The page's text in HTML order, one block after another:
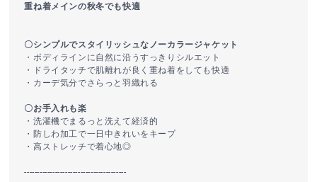
重ね着メインの秋冬でも快適
〇シンプルでスタイリッシュなノーカラージャケット
・ボディラインに自然に沿うすっきりシルエット
・ドライタッチで肌離れが良く重ね着をしても快適
・カーデ気分でさらっと羽織れる
〇お手入れも楽
・洗濯機でまるっと洗えて経済的
・防しわ加工で一日中きれいをキープ
・高ストレッチで着心地◎
----------------------------------------